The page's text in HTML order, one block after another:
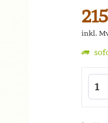
inkl.